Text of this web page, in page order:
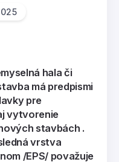
hala či
má predpismi
pre
vytvorenie
stavbách .
vrstva
/EPS/ považuje